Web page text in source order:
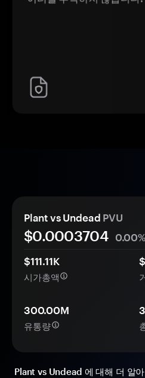
Plant vs Undead PVU
$0.0003704
0.00%
$111.11K
시가총액
300.00M
유통량
Plant vs Undead 에 대해 더 알